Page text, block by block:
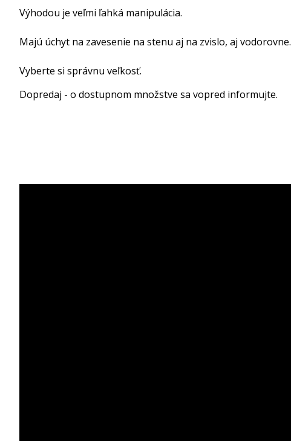
Výhodou je veľmi ľahká manipulácia.
Majú úchyt na zavesenie na stenu aj na zvislo, aj vodorovne.
Vyberte si správnu veľkosť.
Dopredaj - o dostupnom množstve sa vopred informujte.